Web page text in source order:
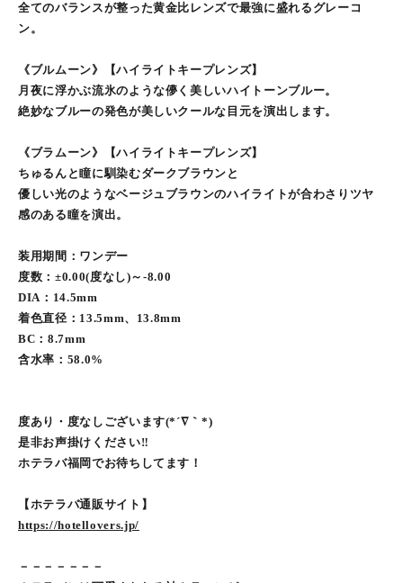
全てのバランスが整った黄金比レンズで最強に盛れるグレーコ
ン。
《ブルムーン》【ハイライトキープレンズ】
月夜に浮かぶ流氷のような儚く美しいハイトーンブルー。
絶妙なブルーの発色が美しいクールな目元を演出します。
《ブラムーン》【ハイライトキープレンズ】
ちゅるんと瞳に馴染むダークブラウンと
優しい光のようなベージュブラウンのハイライトが合わさりツヤ
感のある瞳を演出。
装用期間：ワンデー
度数：±0.00(度なし)～-8.00
DIA：14.5mm
着色直径：13.5mm、13.8mm
BC：8.7mm
含水率：58.0%
度あり・度なしございます(*´∇｀*)
是非お声掛けください‼︎
ホテラバ福岡でお待ちしてます！
【ホテラバ通販サイト】
https://hotellovers.jp/
－－－－－－－